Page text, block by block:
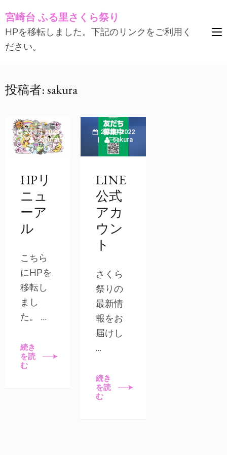
ン
テ
ン
へ
ス
(Enter
宮崎台 ふる里さくら祭り
HPを移転しました。下記のリンクをご利用く
ださい。
投稿者:sakura
22 3月 2023
sakura
HPリ
ニュ
ーア
ル
こちら
にHPを
移転し
まし
た。 …
続き
を読
む
21 3月 2022
sakura
LINE
公式
アカ
ウン
ト
さくら
祭りの
最新情
報をお
届けし
…
続き
を読
む